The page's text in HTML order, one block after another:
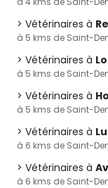
Vétérinaires à
à 5 kms de Saint-
Vétérinaires à
à 5 kms de Saint-
Vétérinaires à
à 5 kms de Saint-
Vétérinaires à
à 6 kms de Saint-
Vétérinaires à
à 6 kms de Saint-